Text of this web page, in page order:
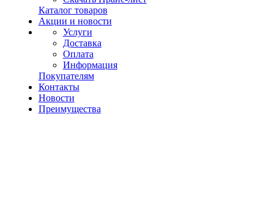
Каталог товаров
Акции и новости
Услуги
Доставка
Оплата
Информация
Покупателям
Контакты
Новости
Преимущества